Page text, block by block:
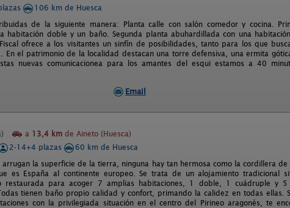
106 km de Huesca
de la siguiente manera: Planta calle con salón comedor y cocina.
habitación doble y un baño. Segunda planta abuhardillada con una
ofrece a los visitantes un sinfín de posibilidades, tanto para los que
En el patrimonio de la localidad destacan una torre defensiva, una ermita
nuevas comunicacionea para los amantes del esqui estamos a 40
Email
a 13,4 km de Aineto (Huesca)
2-14+4 plazas
60 km de Huesca
la superficie de la tierra, ninguna hay tan hermosa como la cordillera de
es España al continente europeo. Se trata de un alojamiento tradicional
restaurada para acoger 7 amplias habitaciones, 1 doble, 1 cuádruple y
tienen baño propio calidad y confort, primando la calidez en todas ellas.
con la privilegiada situación en el centro del Pirineo aragonés, te